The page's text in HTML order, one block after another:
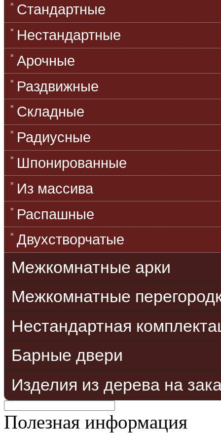
Стандартные
Нестандартные
Арочные
Раздвижные
Складные
Радиусные
Шпонированные
Из массива
Распашные
Двухстворчатые
Межкомнатные арки
Межкомнатные
Нестандартная
Барные двери
Изделия из дерева на
Полезная информация